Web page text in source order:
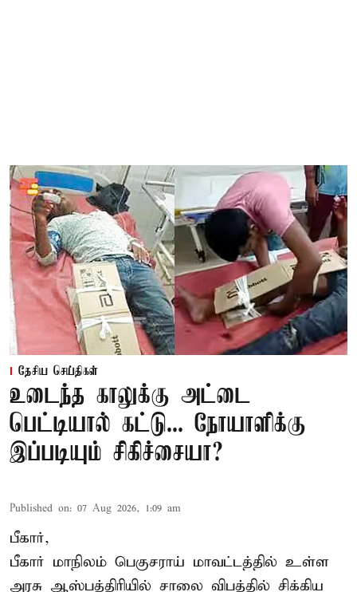
தேசிய செய்திகள்
உடைந்த காலுக்கு அட்டை
பெட்டியால் கட்டு... நோயாளிக்கு
இப்படியும் சிகிச்சையா?
Published on: 07 Aug 2026, 1:09 am
பீகார்,
பீகார் மாநிலம் பெகுசராய் மாவட்டத்தில் உள்ள
அரசு ஆஸ்பத்திரியில் சாலை விபத்தில் சிக்கிய